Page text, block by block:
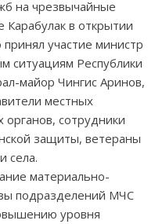
на чрезвычайные
Карабулак в открытии
участие министр
ситуациям Республики
майор Чингис Аринов,
местных
органов, сотрудники
защиты, ветераны
села.
материально-
подразделений МЧС
уровня